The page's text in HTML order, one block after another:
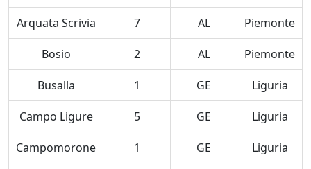
Arquata Scrivia 7 AL Piemonte
Bosio 2 AL Piemonte
Busalla 1 GE Liguria
Campo Ligure 5 GE Liguria
Campomorone 1 GE Liguria